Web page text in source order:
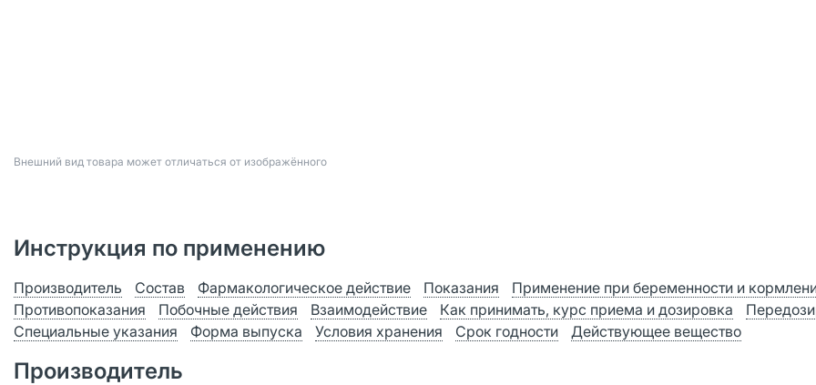
Bнешний вид товара может отличаться от изображённого
Инструкция по применению
Производитель Состав Фармакологическое действие Показания
Применение при беременности и
Противопоказания
Побочные действия Взаимодействие Как принимать, курс приема и дозировка
Специальные указания
Форма выпуска Условия хранения Срок годности Действующее вещество
Производитель